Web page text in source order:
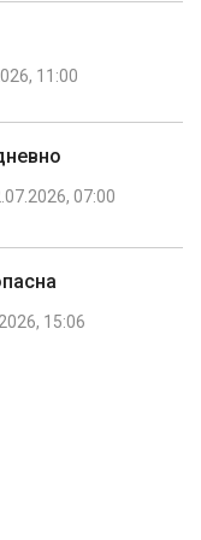
11:00
07:00
15:06